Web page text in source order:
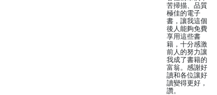
苦掃描、品質
極佳的電子
書，讓我這個
後人能夠免費
享用這些書
籍，十分感激
前人的努力讓
我成了書籍的
富翁。感謝好
讀和各位讓好
讀變得更好，
讚。